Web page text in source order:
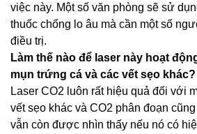
việc này. Một số văn phòng sẽ sử
thuốc chống lo âu mà cần một số
điều trị.
Làm thế nào để laser này hoạt
mụn trứng cá và các vết sẹo khác?
Laser CO2 luôn rất hiệu quả đối với
vết sẹo khác và CO2 phân đoạn
vẫn còn được nhìn thấy nếu nó có